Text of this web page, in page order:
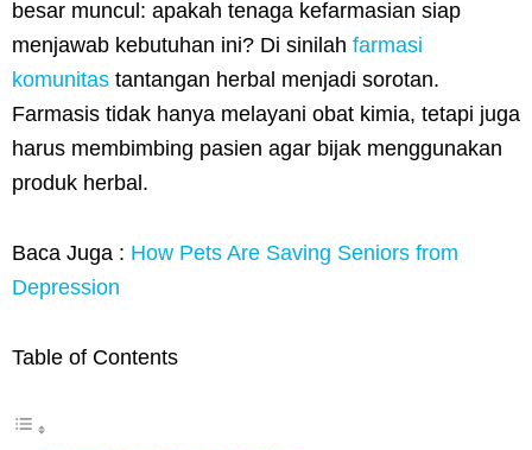
besar muncul: apakah tenaga kefarmasian siap
menjawab kebutuhan ini? Di sinilah farmasi
komunitas tantangan herbal menjadi sorotan.
Farmasis tidak hanya melayani obat kimia, tetapi juga
harus membimbing pasien agar bijak menggunakan
produk herbal.
Baca Juga : How Pets Are Saving Seniors from
Depression
Table of Contents